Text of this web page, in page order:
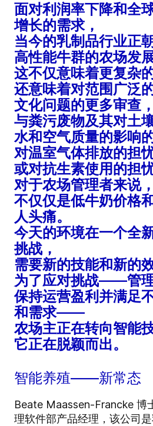
面对利润率下降和全
增长的需求，
当今的乳制品行业正
高性能牛群的农场发展
这不仅意味着更复杂
还意味着对范围广泛
文化问题的更多审查
与粪污废物及其对土壤
水和空气质量的影响
对温室气体排放的担
或对抗生素使用的担忧
对于农场管理者来说，
不仅仅是低牛奶价格
人头痛。
今天的环境在一个全
挑战，
需要新的技能和新的
为了应对挑战——管理
保持运营盈利并满足
和需求——
农场主正在转向智能
它正在脱颖而出。
智能养殖——新常态
Beate Maassen-Francke 博
理软件部产品经理，该公司